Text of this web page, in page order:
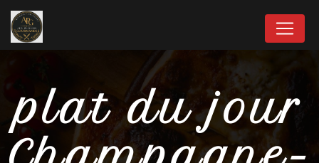
plat du jour
Panneau de gestion des cookies